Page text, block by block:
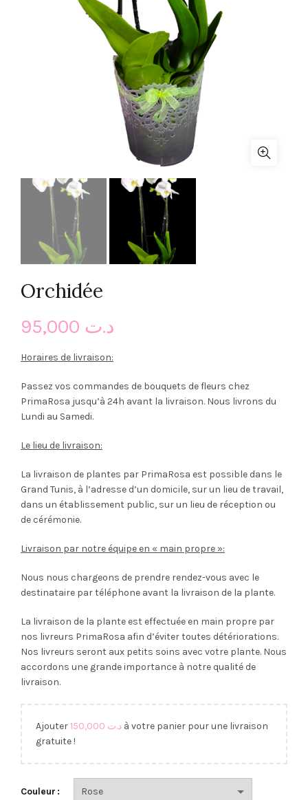
Orchidée
د.ت
Horaires de livraison:
Passez vos commandes de bouquets de fleurs chez
PrimaRosa jusqu’à 24h avant la livraison. Nous livrons du
Lundi au Samedi.
Le lieu de livraison:
La livraison de plantes par PrimaRosa est possible dans le
Grand Tunis, à l’adresse d’un domicile, sur un lieu de travail,
dans un établissement public, sur un lieu de réception ou
de cérémonie.
Livraison par notre équipe en « main propre »:
Nous nous chargeons de prendre rendez-vous avec le
destinataire par téléphone avant la livraison de la plante.
La livraison de la plante est effectuée en main propre par
nos livreurs PrimaRosa afin d’éviter toutes détériorations.
Nos livreurs seront aux petits soins avec votre plante. Nous
accordons une grande importance à notre qualité de
livraison.
Ajouter د.ت à votre panier pour une livraison
gratuite !
Couleur